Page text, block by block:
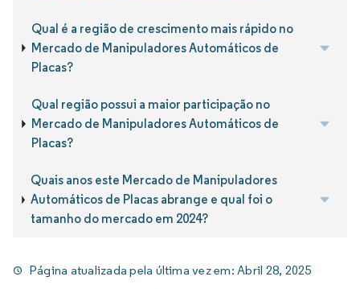
Qual é a região de crescimento mais rápido no
Mercado de Manipuladores Automáticos de
Placas?
Qual região possui a maior participação no
Mercado de Manipuladores Automáticos de
Placas?
Quais anos este Mercado de Manipuladores
Automáticos de Placas abrange e qual foi o
tamanho do mercado em 2024?
Página atualizada pela última vez em:Abril 28, 2025